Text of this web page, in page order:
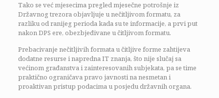
Tako se već mjesecima pregled mjesečne potrošnje iz
Državnog trezora objavljuje u nečitljivom formatu, za
razliku od ranijeg perioda kada su te informacije, a prvi put
nakon DPS ere, obezbjeđivane u čitljivom formatu.
Prebacivanje nečitljivih formata u čitljive forme zahtijeva
dodatne resurse i napredna IT znanja, što nije slučaj sa
većinom građanstva i zainteresovanih subjekata, pa se time
praktično ograničava pravo javnosti na nesmetan i
proaktivan pristup podacima u posjedu državnih organa.